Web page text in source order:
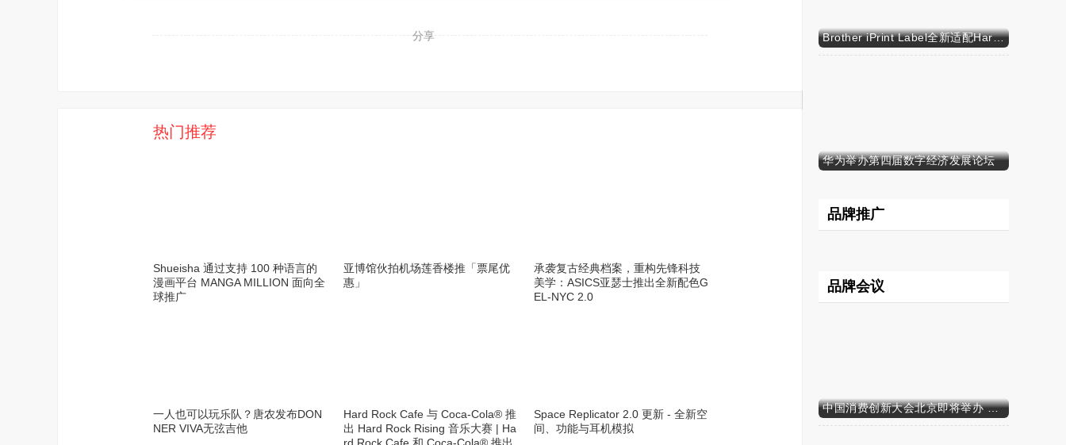
分享
热门推荐
Shueisha 通过支持 100 种语言的
漫画平台 MANGA MILLION 面向全
球推广
亚博馆伙拍机场莲香楼推「票尾优
惠」
承袭复古经典档案，重构先锋科技
美学：ASICS亚瑟士推出全新配色G
EL-NYC 2.0
一人也可以玩乐队？唐农发布DON
NER VIVA无弦吉他
Hard Rock Cafe 与 Coca-Cola® 推
出 Hard Rock Rising 音乐大赛 | Ha
rd Rock Cafe 和 Coca-Cola® 推出
Space Replicator 2.0 更新 - 全新空
间、功能与耳机模拟
Brother iPrint Label全新适配HarmonyOS NEXT，标识标记体验再升级
华为举办第四届数字经济发展论坛
品牌推广
品牌会议
中国消费创新大会北京即将举办 携手智迈电动车引领消费新时代